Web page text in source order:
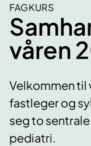
FAGKURS
våren
Velkommen til
fastleger og
seg to
pediatri.